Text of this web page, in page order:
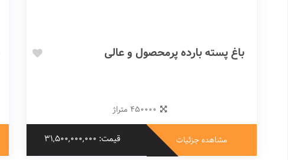
باغ پسته بارده پرمحصول و عالی
450000 متراژ
مشاهده جزئیات قیمت: 31,500,000,000